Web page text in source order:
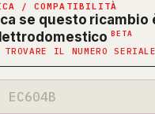
/ COMPATIBILITÀ
se questo ricambio
BETA
in
TROVARE IL NUMERO SERIALE